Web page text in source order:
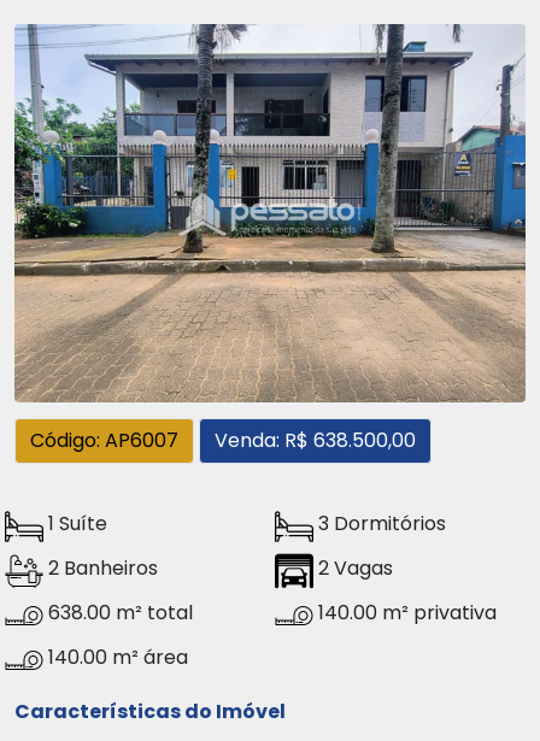
Código: AP6007 Venda: R$ 638.500,00
1 Suíte
3 Dormitórios
2 Banheiros
2 Vagas
638.00 m² total
140.00 m² privativa
140.00 m² área
Características do Imóvel